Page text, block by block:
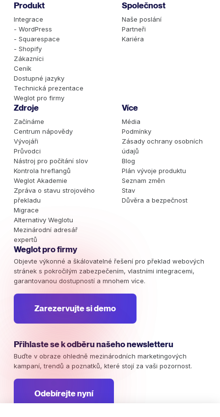
Produkt
Integrace
- WordPress
- Squarespace
- Shopify
Zákazníci
Ceník
Dostupné jazyky
Technická prezentace
Weglot pro firmy
Společnost
Naše poslání
Partneři
Kariéra
Zdroje
Začínáme
Centrum nápovědy
Vývojáři
Průvodci
Nástroj pro počítání slov
Kontrola hreflangů
Weglot Akademie
Zpráva o stavu strojového
překladu
Migrace
Alternativy Weglotu
Mezinárodní adresář
expertů
Více
Média
Podmínky
Zásady ochrany osobních
údajů
Blog
Plán vývoje produktu
Seznam změn
Stav
Důvěra a bezpečnost
Weglot pro firmy
Objevte výkonné a škálovatelné řešení pro překlad webových
stránek s pokročilým zabezpečením, vlastními integracemi,
garantovanou dostupností a mnohem více.
Zarezervujte si demo
Přihlaste se k odběru našeho newsletteru
Buďte v obraze ohledně mezinárodních marketingových
kampaní, trendů a poznatků, které stojí za vaši pozornost.
Odebírejte nyní